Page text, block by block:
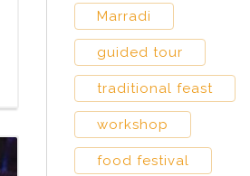
Marradi
guided tour
traditional feast
workshop
food festival